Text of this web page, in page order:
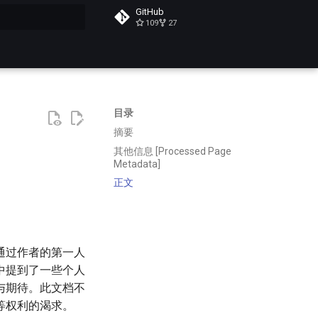
GitHub
109 27
目录
摘要
其他信息 [Processed Page
Metadata]
正文
过作者的第一人
提到了一些个人
期待。此文档不
利的渴求。